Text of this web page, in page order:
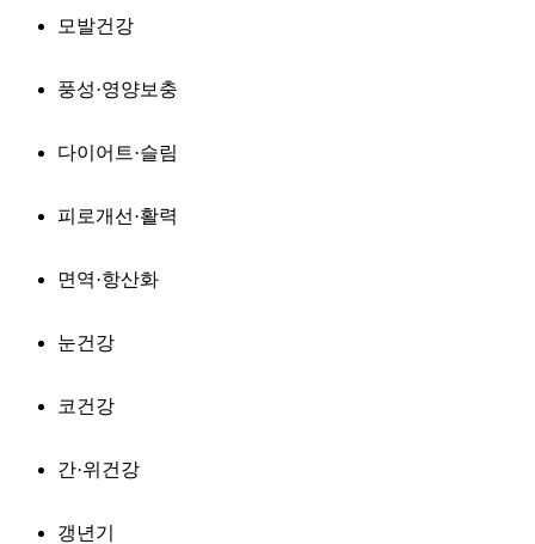
모발건강
풍성·영양보충
다이어트·슬림
피로개선·활력
면역·항산화
눈건강
코건강
간·위건강
갱년기